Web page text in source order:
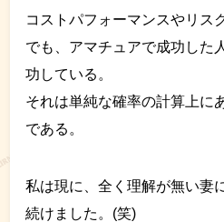
コストパフォーマンスやリス
でも、アマチュアで成功した
功している。
それは単純な確率の計算上に
である。
私は現に、全く理解が無い妻
続けました。(笑)